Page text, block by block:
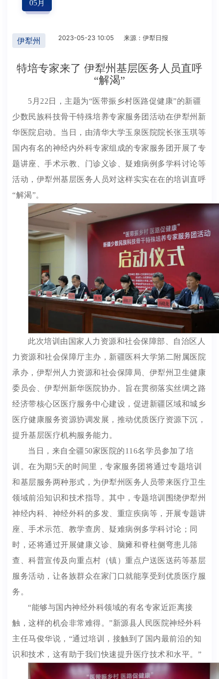
05月
伊犁州 2023-05-23 10:05 来源：伊犁日报
特培专家来了 伊犁州基层医务人员直呼
“解渴”
5月22日，主题为“医带振乡村医路促健康”的新疆
少数民族科技骨干特殊培养专家服务团活动在伊犁州新
华医院启动。当日，由清华大学玉泉医院院长张玉琪等
国内有名的神经内外科专家组成的专家服务团开展了专
题讲座、手术示教、门诊义诊、疑难病例多学科讨论等
活动，伊犁州基层医务人员对这样实实在在的培训直呼
“解渴”。
此次培训由国家人力资源和社会保障部、自治区人
力资源和社会保障厅主办，新疆医科大学第二附属医院
承办，伊犁州人力资源和社会保障局、伊犁州卫生健康
委员会、伊犁州新华医院协办。旨在贯彻落实丝绸之路
经济带核心区医疗服务中心建设，促进新疆区域和城乡
医疗健康服务资源协调发展，推动优质医疗资源下沉，
提升基层医疗机构服务能力。
当日，来自全疆50家医院的116名学员参加了培
训。在为期5天的时间里，专家服务团将通过专题培训
和基层服务两种形式，为伊犁州医务人员带来医疗卫生
领域前沿知识和技术指导。其中，专题培训围绕伊犁州
神经内科、神经外科的多发、重症疾病等，开展专题讲
座、手术示范、教学查房、疑难病例多学科讨论；同
时，还将通过开展健康义诊、脑瘫和脊柱侧弯患儿筛
查、科普宣传及向重点村（镇）重点户送医送药等基层
服务活动，让各族群众在家门口就能享受到优质医疗服
务。
“能够与国内神经外科领域的有名专家近距离接
触，这样的机会非常难得。”新源县人民医院神经外科
主任马俊华说，“通过培训，接触到了国内最前沿的知
识和技术，这有助于我们快速提升医疗技术和水平。”